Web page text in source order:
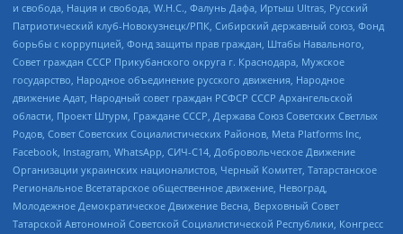
и свобода, Нация и свобода, W.H.С., Фалунь Дафа, Иртыш Ultras, Русский
Патриотический клуб-Новокузнецк/РПК, Сибирский державный союз, Фонд
борьбы с коррупцией, Фонд защиты прав граждан, Штабы Навального,
Совет граждан СССР Прикубанского округа г. Краснодара, Мужское
государство, Народное объединение русского движения, Народное
движение Адат, Народный совет граждан РСФСР СССР Архангельской
области, Проект Штурм, Граждане СССР, Держава Союз Советских Светлых
Родов, Совет Советских Социалистических Районов, Meta Platforms Inc,
Facebook, Instagram, WhatsApp, СИЧ-С14, Добровольческое Движение
Организации украинских националистов, Черный Комитет, Татарстанское
Региональное Всетатарское общественное движение, Невоград,
Молодежное Демократическое Движение Весна, Верховный Совет
Татарской Автономной Советской Социалистической Республики, Конгресс